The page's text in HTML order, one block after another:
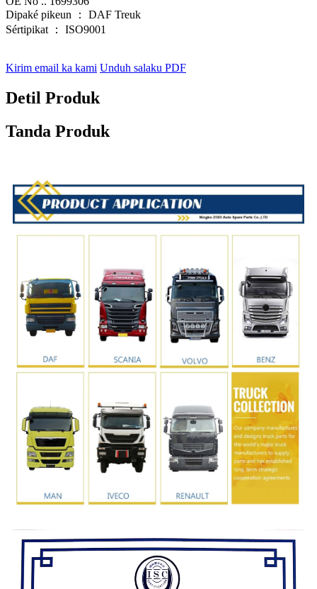
Dipaké pikeun ： DAF Treuk
Sértipikat ： ISO9001
Kirim email ka kami Unduh salaku PDF
Detil Produk
Tanda Produk